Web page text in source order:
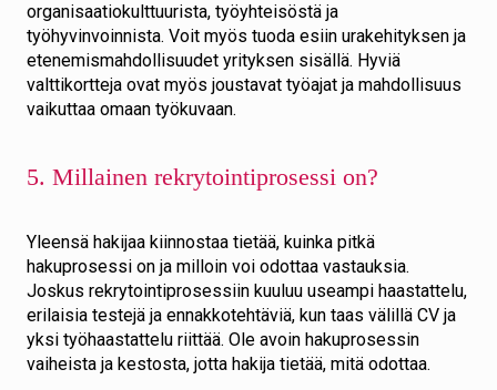
organisaatiokulttuurista, työyhteisöstä ja
työhyvinvoinnista. Voit myös tuoda esiin urakehityksen ja
etenemismahdollisuudet yrityksen sisällä. Hyviä
valttikortteja ovat myös joustavat työajat ja mahdollisuus
vaikuttaa omaan työkuvaan.
5. Millainen rekrytointiprosessi on?
Yleensä hakijaa kiinnostaa tietää, kuinka pitkä
hakuprosessi on ja milloin voi odottaa vastauksia.
Joskus rekrytointiprosessiin kuuluu useampi haastattelu,
erilaisia testejä ja ennakkotehtäviä, kun taas välillä CV ja
yksi työhaastattelu riittää. Ole avoin hakuprosessin
vaiheista ja kestosta, jotta hakija tietää, mitä odottaa.